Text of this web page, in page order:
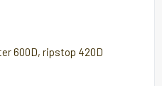
600D, ripstop 420D